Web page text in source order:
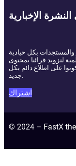
بكل حيادية
لتزويد قرائنا بمحتوى
على اطلاع دائم بكل
جديد.
اشتراك
© 2024 – FastX